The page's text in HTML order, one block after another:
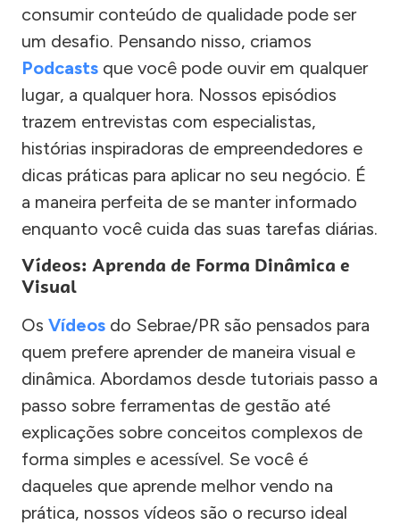
consumir conteúdo de qualidade pode ser
um desafio. Pensando nisso, criamos
Podcasts que você pode ouvir em qualquer
lugar, a qualquer hora. Nossos episódios
trazem entrevistas com especialistas,
histórias inspiradoras de empreendedores e
dicas práticas para aplicar no seu negócio. É
a maneira perfeita de se manter informado
enquanto você cuida das suas tarefas diárias.
Vídeos: Aprenda de Forma Dinâmica e
Visual
Os Vídeos do Sebrae/PR são pensados para
quem prefere aprender de maneira visual e
dinâmica. Abordamos desde tutoriais passo a
passo sobre ferramentas de gestão até
explicações sobre conceitos complexos de
forma simples e acessível. Se você é
daqueles que aprende melhor vendo na
prática, nossos vídeos são o recurso ideal